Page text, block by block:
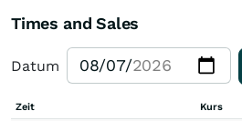
Times and Sales
Datum
Zeit Kurs